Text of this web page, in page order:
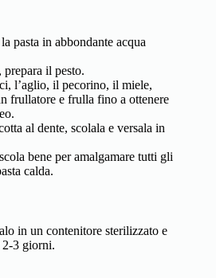
pasta in abbondante acqua
il pesto.
l’aglio, il pecorino, il miele,
frullatore e frulla fino a ottenere
al dente, scolala e versala in
bene per amalgamare tutti gli
calda.
in un contenitore sterilizzato e
3 giorni.